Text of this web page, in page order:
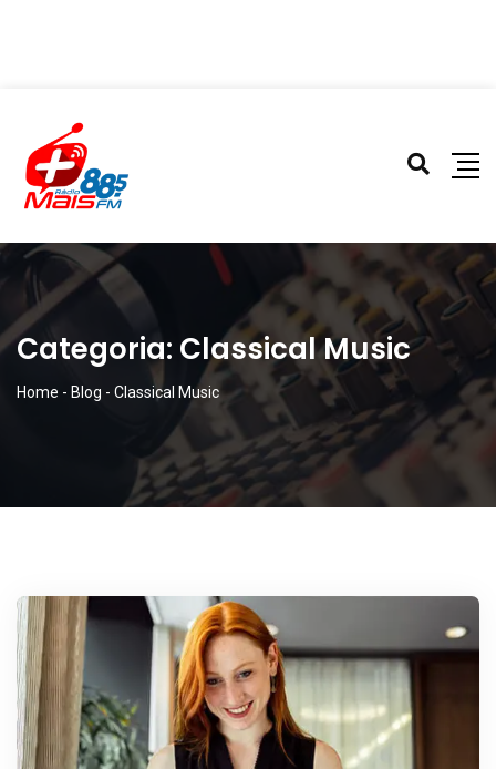
Categoria: Classical Music
Home - Blog - Classical Music